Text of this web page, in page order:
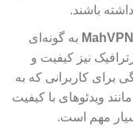
باشند.
MahVPN به گونه‌ای
نیز کیفیت و
برای کاربرانی که به
ویدئوهای با کیفیت
بسیار مهم است.